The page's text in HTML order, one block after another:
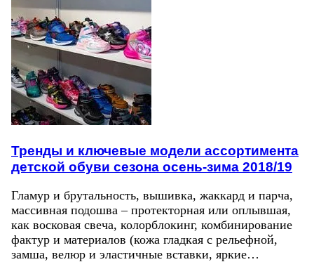
Тренды и ключевые модели ассортимента
детской обуви сезона осень-зима 2018/19
Гламур и брутальность, вышивка, жаккард и парча,
массивная подошва – протекторная или оплывшая,
как восковая свеча, колорблокинг, комбинирование
фактур и материалов (кожа гладкая с рельефной,
замша, велюр и эластичные вставки, яркие…